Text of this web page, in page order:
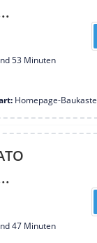
53 Minuten
Homepage-
47 Minuten